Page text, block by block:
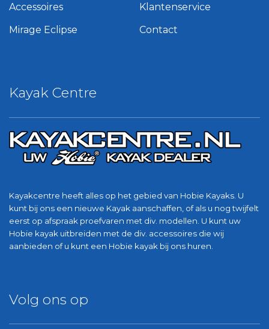
Kayak Centre
Kayakcentre heeft alles op het gebied van Hobie Kayaks. U
kunt bij ons een nieuwe Kayak aanschaffen, of als u nog twijfelt
eerst op afspraak proefvaren met div. modellen. U kunt uw
Hobie kayak uitbreiden met de div. accessoires die wij
aanbieden of u kunt een Hobie kayak bij ons huren.
Accessoires
Mirage Eclipse
Klantenservice
Contact
Volg ons op